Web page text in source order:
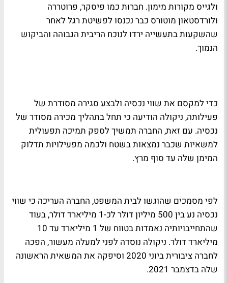
ולגייס מקורות מימון. חברות כמו פיסקר, פרוטררה
ולורדסטאון מוטורס כבר נכנסו לפשיטת רגל לאחר
שהשקעות בתעשייה ירדו לנוכח הריבית הגבוהה והביקוש
הנמוך.
כדי למקסם את שווי נכסיה ולבצע סגירה מסודרת של
פעילותה, ניקולה הודיעה כי תחל בתהליך מכירה מסודר של
נכסיה. עם זאת, החברה תמשיך לספק תמיכה תפעולית
למשאיות שכבר נמצאות בשטח ולכמה מפעילויות תדלוק
המימן שלה עד סוף מרץ.
לפי מסמכים שהוגשו לבית המשפט, החברה העריכה כי שווי
נכסיה נע בין 500 מיליון דולר לכ-1 מיליארד דולר, בעוד
שהתחייבויותיה נאמדות בטווח של 1 מיליארד עד 10
מיליארד דולר. ניקולה נוסדה לפני למעלה מעשור, הפכה
לחברה ציבורית ביוני 2020 וסיפקה את המשאית הראשונה
שלה בדצמבר 2021.